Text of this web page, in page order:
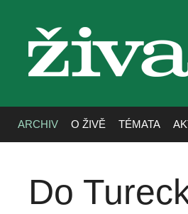
živa
ARCHIV O ŽIVĚ TÉMATA
Do